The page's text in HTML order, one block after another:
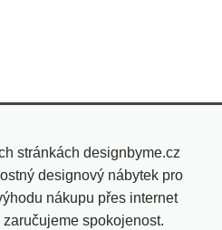
stránkách designbyme.cz
designový nábytek pro
nákupu přes internet
spokojenost.